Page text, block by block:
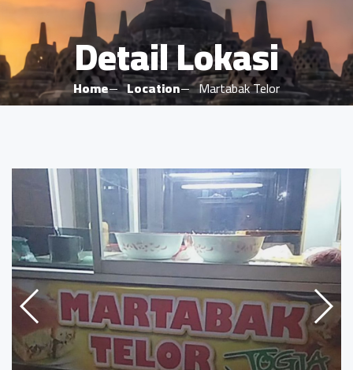
Detail Lokasi
Home Location Martabak Telor